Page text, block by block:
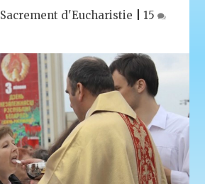
Sacrement d'Eucharistie 15